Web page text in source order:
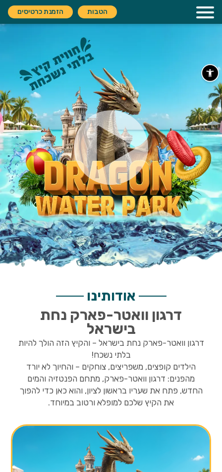
הטבות הזמנת כרטיסים
אודותינו
דרגון וואטר-פארק נחת
בישראל
דרגון וואטר-פארק נחת בישראל – והקיץ הזה הולך להיות
בלתי נשכח!
הילדים קופצים, משפריצים, צוחקים – והחיוך לא יורד
מהפנים: דרגון וואטר-פארק, מתחם הפנטזיה והמים
החדש, פתח את שעריו בראשון לציון, והוא כאן כדי להפוך
את הקיץ שלכם למופלא ורטוב במיוחד.